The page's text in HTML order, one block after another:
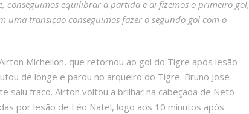
equilibrar a partida e ai fizemos o primeiro gol,
uma transição conseguimos fazer o segundo gol com o
Michellon, que retornou ao gol do Tigre após lesão
de longe e parou no arqueiro do Tigre. Bruno José
saiu fraco. Airton voltou a brilhar na cabeçada de Neto
por lesão de Léo Natel, logo aos 10 minutos após